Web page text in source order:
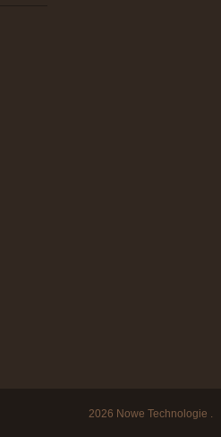
2026 Nowe Technologie .